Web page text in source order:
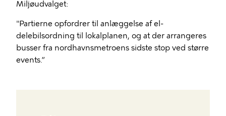
Miljøudvalget:
"Partierne opfordrer til anlæggelse af el-
delebilsordning til lokalplanen, og at der arrangeres
busser fra nordhavnsmetroens sidste stop ved større
events.”